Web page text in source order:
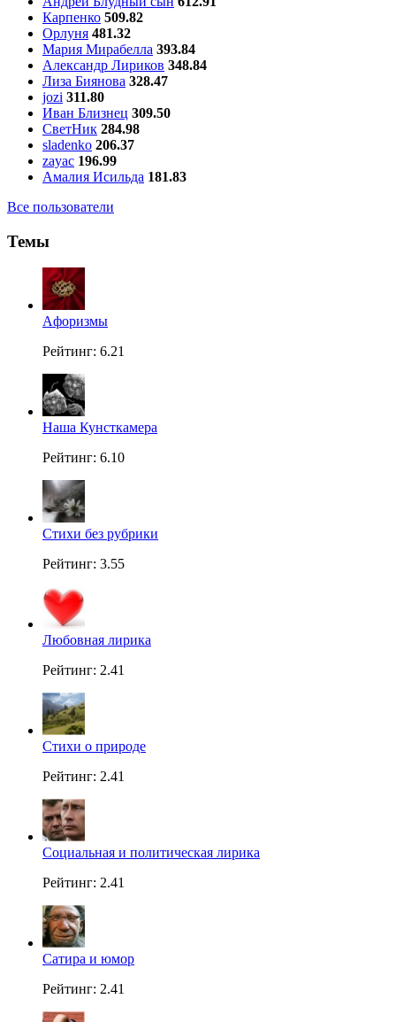
Карпенко 509.82
Орлуня 481.32
Мария Мирабелла 393.84
Александр Лириков 348.84
Лиза Биянова 328.47
jozi 311.80
Иван Близнец 309.50
СветНик 284.98
sladenko 206.37
zayac 196.99
Амалия Исильда 181.83
Все пользователи
Темы
Aфоризмы
Рейтинг: 6.21
Наша Кунсткамера
Рейтинг: 6.10
Стихи без рубрики
Рейтинг: 3.55
Любовная лирика
Рейтинг: 2.41
Стихи о природе
Рейтинг: 2.41
Социальная и политическая лирика
Рейтинг: 2.41
Сатира и юмор
Рейтинг: 2.41